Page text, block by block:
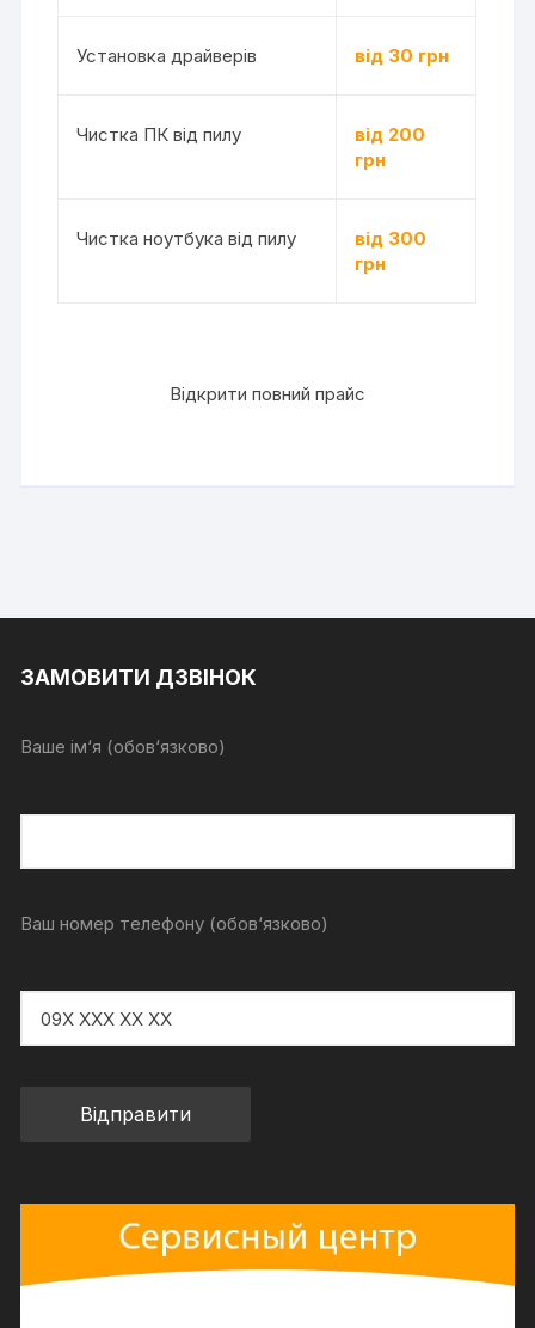
Установка драйверів від 30 грн
Чистка ПК від пилу
від 200
грн
Чистка ноутбука від пилу
від 300
грн
Відкрити повний прайс
ЗАМОВИТИ ДЗВІНОК
Ваше ім‘я (обов‘язково)
Ваш номер телефону (обов‘язково)